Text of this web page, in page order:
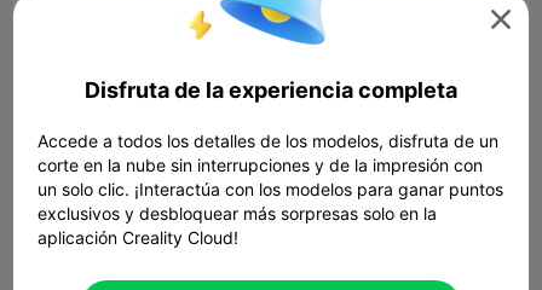

Disfruta de la experiencia completa
Accede a todos los detalles de los modelos, disfruta de un
corte en la nube sin interrupciones y de la impresión con
un solo clic. ¡Interactúa con los modelos para ganar puntos
exclusivos y desbloquear más sorpresas solo en la
aplicación Creality Cloud!